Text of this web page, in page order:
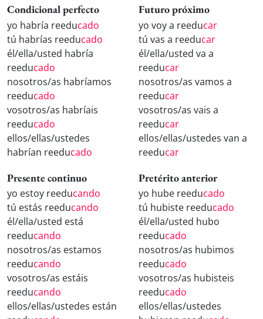
Condicional perfecto
yo habría reeducado
tú habrías reeducado
él/ella/usted habría
reeducado
nosotros/as habríamos
reeducado
vosotros/as habríais
reeducado
ellos/ellas/ustedes
habrían reeducado
Futuro próximo
yo voy a reeducar
tú vas a reeducar
él/ella/usted va a
reeducar
nosotros/as vamos a
reeducar
vosotros/as vais a
reeducar
ellos/ellas/ustedes van a
reeducar
Presente continuo
yo estoy reeducando
tú estás reeducando
él/ella/usted está
reeducando
nosotros/as estamos
reeducando
vosotros/as estáis
reeducando
ellos/ellas/ustedes están
Pretérito anterior
yo hube reeducado
tú hubiste reeducado
él/ella/usted hubo
reeducado
nosotros/as hubimos
reeducado
vosotros/as hubisteis
reeducado
ellos/ellas/ustedes